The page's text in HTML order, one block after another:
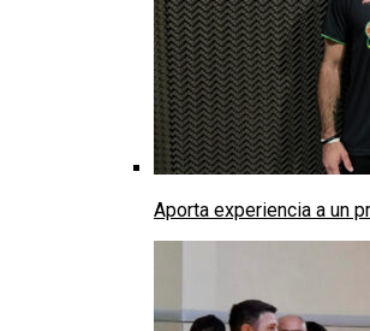
Aporta experiencia a un